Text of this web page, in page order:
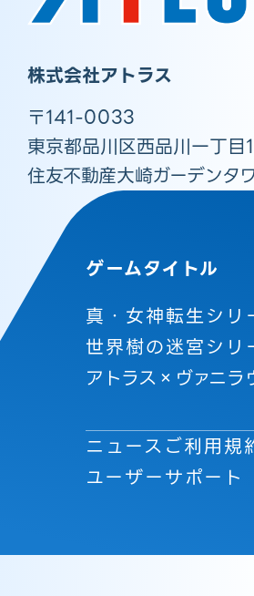
株式会社アトラス
〒141-0033
東京都品川区西品川一丁目
住友不動産大崎ガーデンタ
ゲームタイトル
真・女神転生シリ
世界樹の迷宮シリ
アトラス×ヴァニラ
ニュースご利用規
ユーザーサポート